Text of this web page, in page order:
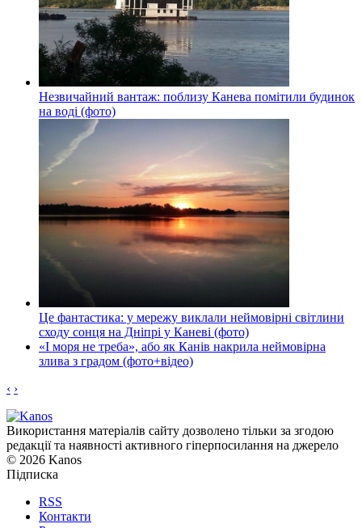
Незвичайний вантаж: поблизу Канева помітили будинок
на воді (фото)
Це фантастика: у мережу виклали неймовірні світлини
сходу сонця на Дніпрі у Каневі (фото)
«І моря не треба», або як Канів накрила неймовірна
злива з градом (фото+відео)
‹ ›
Використання матеріалів сайту дозволено тільки за згодою
редакції та наявності активного гіперпосилання на джерело
© 2026 Kanos
Підписка
RSS
Контакти